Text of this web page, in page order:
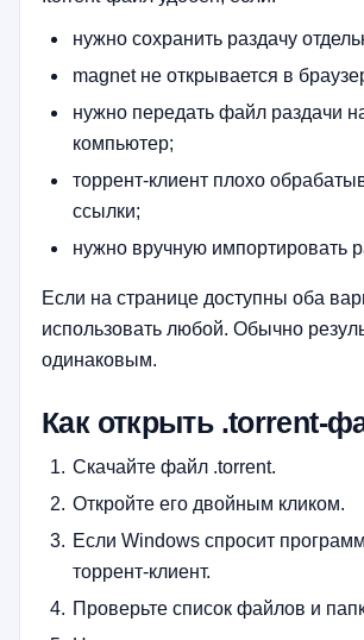
нужно сохранить раздачу
magnet не открывается в
нужно передать файл раздачи
компьютер;
торрент-клиент плохо
ссылки;
нужно вручную импортировать
Если на странице доступны оба
использовать любой. Обычно
одинаковым.
Как открыть .torrent-
Скачайте файл .torrent.
Откройте его двойным кликом.
Если Windows спросит
торрент-клиент.
Проверьте список файлов и